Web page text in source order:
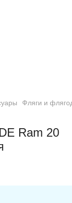
Фляги и
Ram 20